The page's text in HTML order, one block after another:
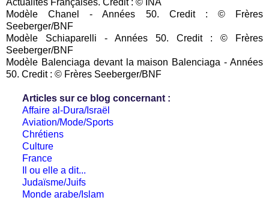
Modèle Chanel - Années 50. Credit : © Frères
Seeberger/BNF
Modèle Schiaparelli - Années 50. Credit : © Frères
Seeberger/BNF
Modèle Balenciaga devant la maison Balenciaga - Années
50. Credit : © Frères Seeberger/BNF
Articles sur ce blog concernant :
Affaire al-Dura/Israël
Aviation/Mode/Sports
Chrétiens
Culture
France
Il ou elle a dit...
Judaïsme/Juifs
Monde arabe/Islam